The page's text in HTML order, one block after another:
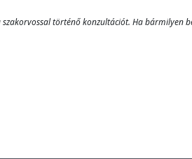
történő konzultációt. Ha bármilyen